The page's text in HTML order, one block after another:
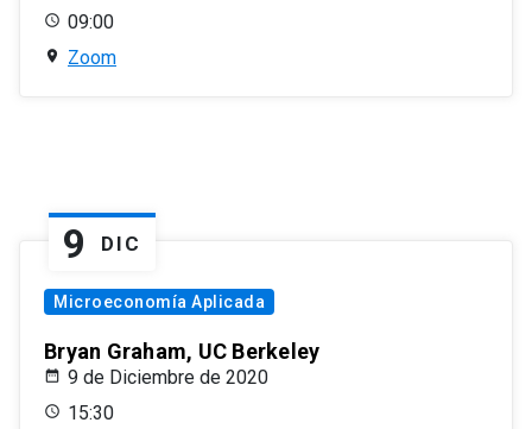
09:00
Zoom
9 DIC
Microeconomía Aplicada
Bryan Graham, UC Berkeley
9 de Diciembre de 2020
15:30